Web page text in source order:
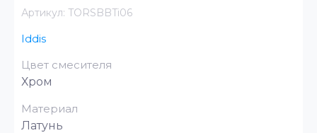
Артикул: TORSBBTi06
Iddis
Цвет смесителя
Хром
Материал
Латунь